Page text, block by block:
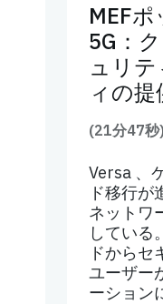
MEF
5G：
ュリ
ィの提
(21分47秒)
Versa 、
ド移行が
ネットワ
している
ドからセ
ユーザー
ーション